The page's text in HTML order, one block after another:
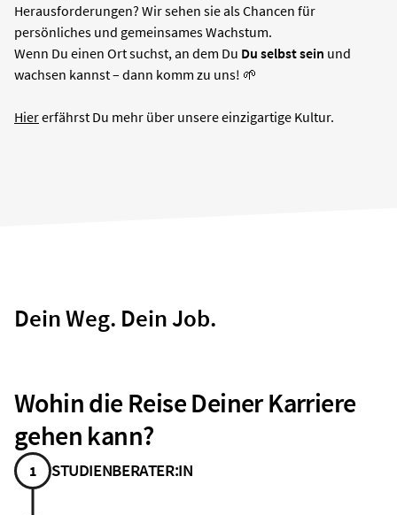
Herausforderungen? Wir sehen sie als Chancen für
persönliches und gemeinsames Wachstum.
Wenn Du einen Ort suchst, an dem Du Du selbst sein und
wachsen kannst – dann komm zu uns! 🌱
Hiererfährst Du mehr über unsere einzigartige Kultur.
Dein Weg. Dein Job.
Wohin die Reise Deiner Karriere
gehen kann?
1 STUDIENBERATER:IN